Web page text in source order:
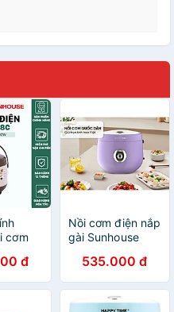
cơm
1L
đ
Nồi cơm điện nắp
gài Sunhouse
HTD8521P (1.8
Lít) - Hàng nhập
535.000 đ